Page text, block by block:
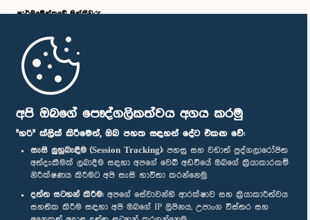
අපි ඔබගේ පෞද්ගලිකත්වය අගය කරමු
"හරි" ක්ලික් කිරීමෙන්, ඔබ පහත සඳහන් දේට එකඟ වේ:
සැසි ලුහුබැඳීම (Session Tracking): පහසු සහ වඩාත් පුද්ගලාරෝපිත
අත්දැකීමක් ලබාදීම සඳහා අපගේ වෙබ් අඩවියේ ඔබගේ ක්‍රියාකාරකම්
නිරීක්ෂණය කිරීමට අපි සැසි භාවිතා කරන්නෙමු.
දත්ත සටහන් කිරීම: අපගේ සේවාවන්හි ආරක්ෂාව සහ ක්‍රියාකාරීත්වය
සහතික කිරීම සඳහා අපි ඔබගේ IP ලිපිනය, උපාංග විස්තර සහ
පාර්ලි‌මේන්තුවේ මන්ත්‍රීවරු
මුල් පිටුව
පාර්ලිමේන්තු ජංගම යෙදුම
අප හා සම්බන්ධ වී සිටින්න :